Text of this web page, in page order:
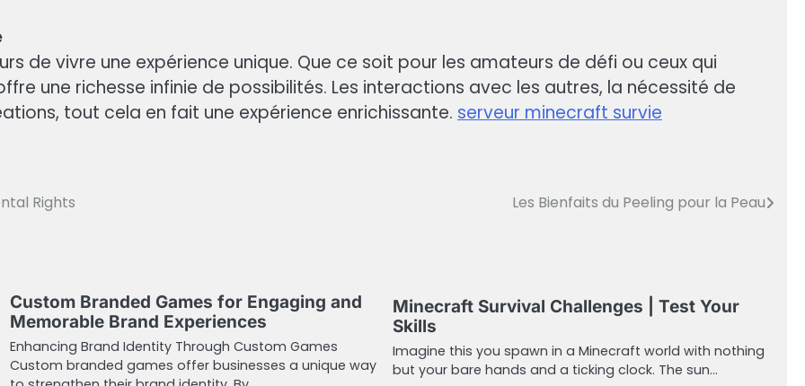
de vivre une expérience unique. Que ce soit pour les amateurs de défi ou ceux qui
une richesse infinie de possibilités. Les interactions avec les autres, la nécessité de
tout cela en fait une expérience enrichissante. serveur minecraft survie
Rights Les Bienfaits du Peeling pour la Peau
Custom Branded Games for Engaging and
Memorable Brand Experiences
Enhancing Brand Identity Through Custom Games
Custom branded games offer businesses a unique way
Minecraft Survival Challenges | Test Your
Skills
Imagine this you spawn in a Minecraft world with nothing
but your bare hands and a ticking clock. The sun…